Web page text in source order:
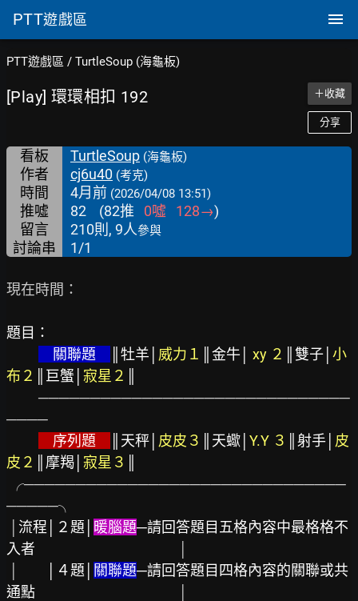
PTT遊戲區
PTT遊戲區 / TurtleSoup (海龜板)
[Play] 環環相扣 192 ＋收藏
分享
看板 TurtleSoup (海龜板)
作者 cj6u40 (考克)
時間 4月前 (2026/04/08 13:51)
推噓 82 (82推 0噓 128→)
留言
210則, 9人參與
討論串 1/1
現在時間：
題目：
關聯題
║牡羊│ 威力１ ║金牛│ xy ２ ║雙子│ 小
布２
║巨蟹│ 寂星２
──────────────────────────────
────
序列題
║天秤│ 皮皮３ ║天蠍│ Y.Y ３ ║射手│ 皮
皮２
║摩羯│ 寂星３
─────╮
流程│２題│ 暖腦題─請回答題目五格內容中最格格不
入者
│４題│ 關聯題─請回答題目四格內容的關聯或共
通點